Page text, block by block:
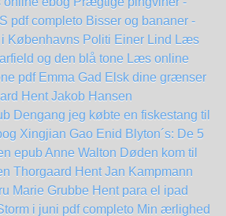
pdf completo Bisser og bananer -
i Københavns Politi Einer Lind Læs
og den blå tone Læs online
pdf Emma Gad Elsk dine grænser
Hent Jakob Hansen
Dengang jeg købte en fiskestang til
Xingjian Gao Enid Blyton´s: De 5
epub Anne Walton Døden kom til
Thorgaard Hent Jan Kampmann
Marie Grubbe Hent para el ipad
i juni pdf completo Min ærlighed